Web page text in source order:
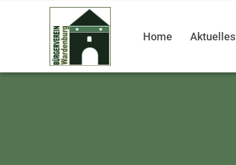
Home Aktuelles